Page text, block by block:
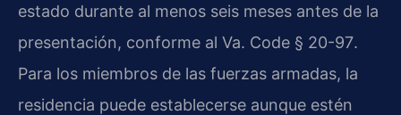
estado durante al menos seis meses antes de la
presentación, conforme al Va. Code § 20-97.
Para los miembros de las fuerzas armadas, la
residencia puede establecerse aunque estén